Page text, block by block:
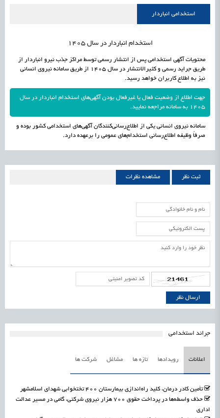
اشتغال و کارآفرینی
استخدامی انباردار
استخدام انباردار در سال 1405
محتویات آگهی استخدامی پس از انتشار رسمی توسط مراکز جذب نیرو انباردار از
طریق جراید رسمی و کثیرالانتشار در سال 1405 از طریق سامانه نیروی انسانی
نیز به اطلاع کاربران خواهد رسید.
جهت اطلاع از وضعیت فعال یا غیرفعال بودن آگهی‌های استخدام انباردار در سال
1405 به سامانه مراجعه نمایید.
سامانه نیروی انسانی یکی از اطلاع‌رسانی‌کنندگان آگهی‌های استخدامی کشور بوده و
صرفاً وظیفه اطلاع‌رسانی استخدام‌های عمومی را برعهده دارد.
ثبت نظر مشاهده نظرات
جرائد استخدامی
اعلانات رویدادها تازه ها مشاغل شرکت ها
تأمین کادر درمان، کلید راه‌اندازی بیمارستان ۴۰۰ تختخوابی شهدای اسلامشهر
حذف واسطه‌ها در پرداخت حقوق ۷۰۰ هزار نیروی شرکتی، گامی در مسیر عدالت
اداری